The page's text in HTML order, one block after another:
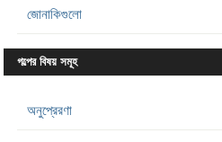
জোনাকিগুলো
গল্পের বিষয় সমূহ
অনুপ্রেরণা